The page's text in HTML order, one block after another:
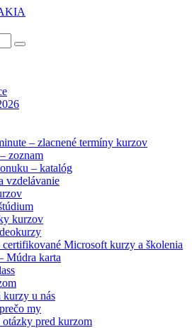
– zlacnené termíny kurzov
zoznam
– katalóg
vzdelávanie
kurzov
Microsoft kurzy a školenia
Múdra karta
kurzy u nás
my
otázky pred kurzom